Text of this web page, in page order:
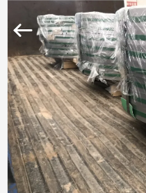
ΣΠΊΤΙ
ΠΡΟΪΌΝΤΑ
ΒΊΝΤΕΟ
Rights
Reserved.